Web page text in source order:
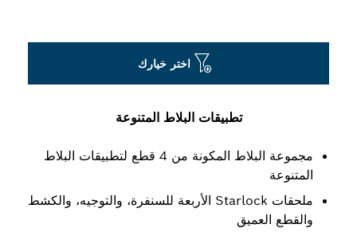
تطبيقات البلاط المتنوعة
مجموعة البلاط المكونة من 4 قطع لتطبيقات البلاط
المتنوعة
ملحقات Starlock الأربعة للسنفرة، والتوجيه، والكشط
والقطع العميق
اختر خيارك